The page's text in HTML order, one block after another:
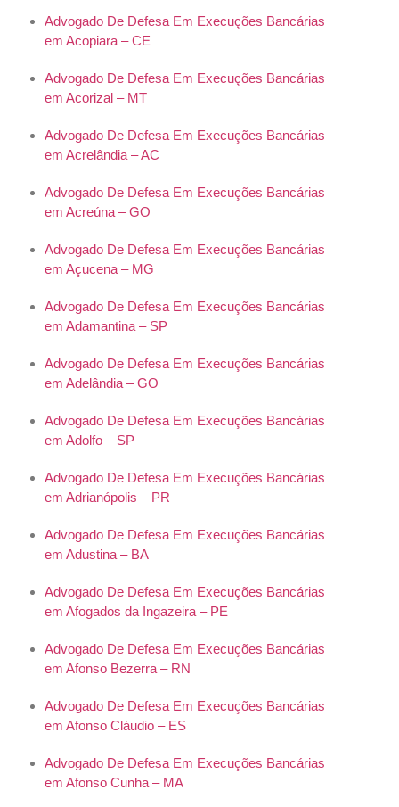
Advogado De Defesa Em Execuções Bancárias
em Acopiara – CE
Advogado De Defesa Em Execuções Bancárias
em Acorizal – MT
Advogado De Defesa Em Execuções Bancárias
em Acrelândia – AC
Advogado De Defesa Em Execuções Bancárias
em Acreúna – GO
Advogado De Defesa Em Execuções Bancárias
em Açucena – MG
Advogado De Defesa Em Execuções Bancárias
em Adamantina – SP
Advogado De Defesa Em Execuções Bancárias
em Adelândia – GO
Advogado De Defesa Em Execuções Bancárias
em Adolfo – SP
Advogado De Defesa Em Execuções Bancárias
em Adrianópolis – PR
Advogado De Defesa Em Execuções Bancárias
em Adustina – BA
Advogado De Defesa Em Execuções Bancárias
em Afogados da Ingazeira – PE
Advogado De Defesa Em Execuções Bancárias
em Afonso Bezerra – RN
Advogado De Defesa Em Execuções Bancárias
em Afonso Cláudio – ES
Advogado De Defesa Em Execuções Bancárias
em Afonso Cunha – MA